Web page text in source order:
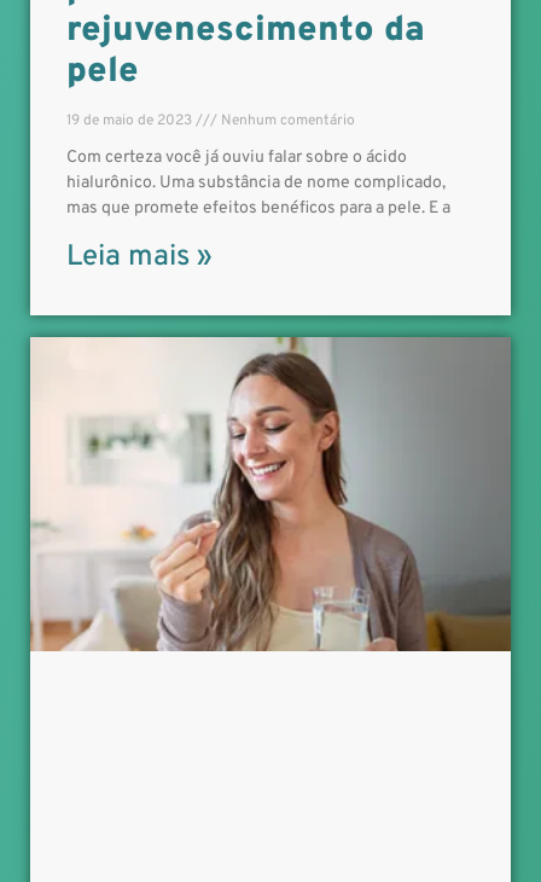
rejuvenescimento da
pele
19 de maio de 2023 Nenhum comentário
Com certeza você já ouviu falar sobre o ácido
hialurônico. Uma substância de nome complicado,
mas que promete efeitos benéficos para a pele. E a
Leia mais »